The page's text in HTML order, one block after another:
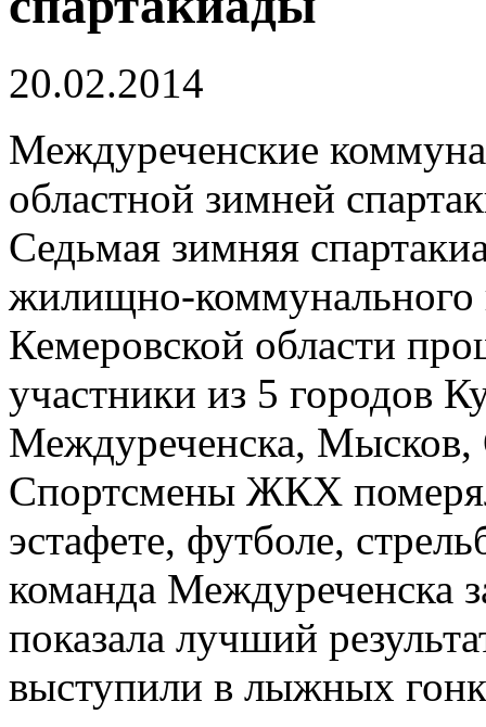
20.02.2014
Междуреченские
областной зимней
Седьмая зимняя
жилищно-коммунального
Кемеровской области
участники из 5 городов
Междуреченска, Мысков,
Спортсмены ЖКХ
эстафете, футболе,
команда Междуреченска
показала лучший
выступили в лыжных